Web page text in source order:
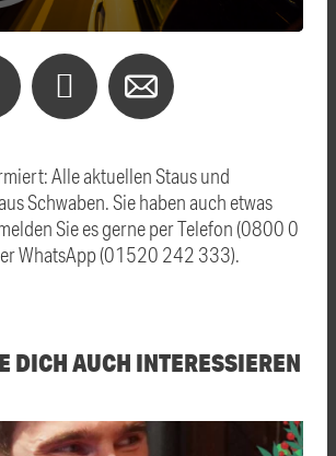
Alle aktuellen Staus und
Schwaben. Sie haben auch etwas
Sie es gerne per Telefon (0800 0
WhatsApp (01520 242 333).
DICH AUCH INTERESSIEREN